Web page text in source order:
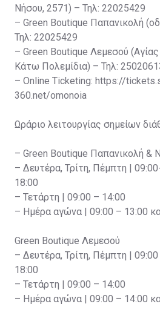
Νήσου, 2571) – Τηλ: 22025429
– Green Boutique Παπανικολή
Τηλ: 22025429
– Green Boutique Λεμεσού
Κάτω Πολεμίδια) – Τηλ:
– Online Ticketing: https://
360.net/omonoia
Ωράριο λειτουργίας σημείων
– Green Boutique Παπανικολή &
– Δευτέρα, Τρίτη, Πέμπτη |
18:00
– Τετάρτη | 09:00 – 14:00
– Ημέρα αγώνα | 09:00 – 13:00
Green Boutique Λεμεσού
– Δευτέρα, Τρίτη, Πέμπτη |
18:00
– Τετάρτη | 09:00 – 14:00
– Ημέρα αγώνα | 09:00 – 14:00